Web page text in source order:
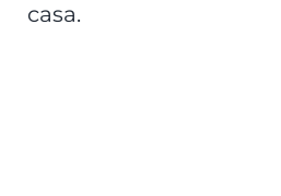
casa.